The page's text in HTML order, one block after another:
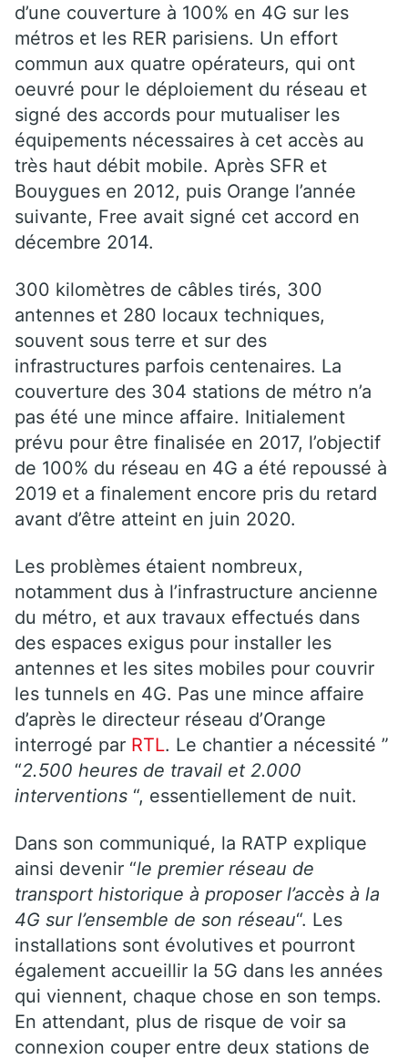
d’une couverture à 100% en 4G sur les
métros et les RER parisiens. Un effort
commun aux quatre opérateurs, qui ont
oeuvré pour le déploiement du réseau et
signé des accords pour mutualiser les
équipements nécessaires à cet accès au
très haut débit mobile. Après SFR et
Bouygues en 2012, puis Orange l’année
suivante, Free avait signé cet accord en
décembre 2014.
300 kilomètres de câbles tirés, 300
antennes et 280 locaux techniques,
souvent sous terre et sur des
infrastructures parfois centenaires. La
couverture des 304 stations de métro n’a
pas été une mince affaire. Initialement
prévu pour être finalisée en 2017, l’objectif
de 100% du réseau en 4G a été repoussé à
2019 et a finalement encore pris du retard
avant d’être atteint en juin 2020.
Les problèmes étaient nombreux,
notamment dus à l’infrastructure ancienne
du métro, et aux travaux effectués dans
des espaces exigus pour installer les
antennes et les sites mobiles pour couvrir
les tunnels en 4G. Pas une mince affaire
d’après le directeur réseau d’Orange
interrogé par RTL. Le chantier a nécessité ”
“2.500 heures de travail et 2.000
interventions “, essentiellement de nuit.
Dans son communiqué, la RATP explique
ainsi devenir “le premier réseau de
transport historique à proposer l’accès à la
4G sur l’ensemble de son réseau“. Les
installations sont évolutives et pourront
également accueillir la 5G dans les années
qui viennent, chaque chose en son temps.
En attendant, plus de risque de voir sa
connexion couper entre deux stations de